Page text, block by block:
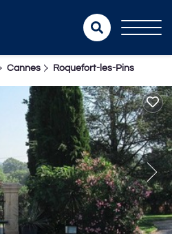
Cannes Roquefort-les-Pins